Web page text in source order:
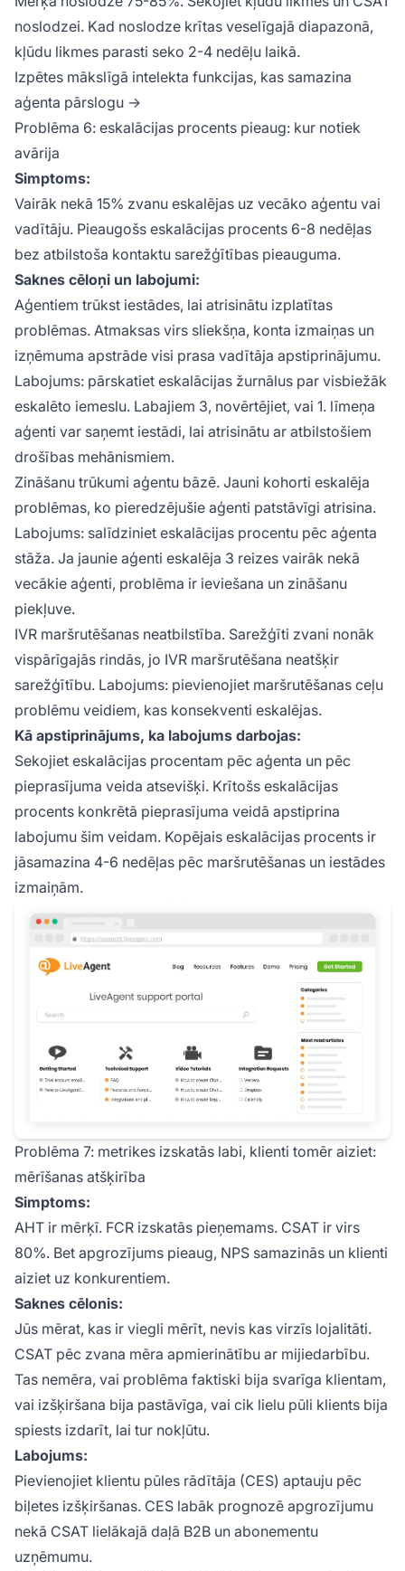
noslodzei. Kad noslodze krītas veselīgajā diapazonā,
kļūdu likmes parasti seko 2-4 nedēļu laikā.
Izpētes mākslīgā intelekta funkcijas, kas samazina
aģenta pārslogu →
Problēma 6: eskalācijas procents pieaug: kur notiek
avārija
Simptoms:
Vairāk nekā 15% zvanu eskalējas uz vecāko aģentu vai
vadītāju. Pieaugošs eskalācijas procents 6-8 nedēļas
bez atbilstoša kontaktu sarežģītības pieauguma.
Saknes cēloņi un labojumi:
Aģentiem trūkst iestādes, lai atrisinātu izplatītas
problēmas. Atmaksas virs sliekšņa, konta izmaiņas un
izņēmuma apstrāde visi prasa vadītāja apstiprinājumu.
Labojums: pārskatiet eskalācijas žurnālus par visbiežāk
eskalēto iemeslu. Labajiem 3, novērtējiet, vai 1. līmeņa
aģenti var saņemt iestādi, lai atrisinātu ar atbilstošiem
drošības mehānismiem.
Zināšanu trūkumi aģentu bāzē. Jauni kohorti eskalēja
problēmas, ko pieredzējušie aģenti patstāvīgi atrisina.
Labojums: salīdziniet eskalācijas procentu pēc aģenta
stāža. Ja jaunie aģenti eskalēja 3 reizes vairāk nekā
vecākie aģenti, problēma ir ieviešana un zināšanu
piekļuve.
IVR maršrutēšanas neatbilstība. Sarežģīti zvani nonāk
vispārīgajās rindās, jo IVR maršrutēšana neatšķir
sarežģītību. Labojums: pievienojiet maršrutēšanas ceļu
problēmu veidiem, kas konsekventi eskalējas.
Kā apstiprinājums, ka labojums darbojas:
Sekojiet eskalācijas procentam pēc aģenta un pēc
pieprasījuma veida atsevišķi. Krītošs eskalācijas
procents konkrētā pieprasījuma veidā apstiprina
labojumu šim veidam. Kopējais eskalācijas procents ir
jāsamazina 4-6 nedēļas pēc maršrutēšanas un iestādes
izmaiņām.
Problēma 7: metrikes izskatās labi, klienti tomēr aiziet:
mērīšanas atšķirība
Simptoms:
AHT ir mērķī. FCR izskatās pieņemams. CSAT ir virs
80%. Bet apgrozījums pieaug, NPS samazinās un klienti
aiziet uz konkurentiem.
Saknes cēlonis:
Jūs mērat, kas ir viegli mērīt, nevis kas virzīs lojalitāti.
CSAT pēc zvana mēra apmierinātību ar mijiedarbību.
Tas nemēra, vai problēma faktiski bija svarīga klientam,
vai izšķiršana bija pastāvīga, vai cik lielu pūli klients bija
spiests izdarīt, lai tur nokļūtu.
Labojums:
Pievienojiet klientu pūles rādītāja (CES) aptauju pēc
biļetes izšķiršanas. CES labāk prognozē apgrozījumu
nekā CSAT lielākajā daļā B2B un abonementu
uzņēmumu.